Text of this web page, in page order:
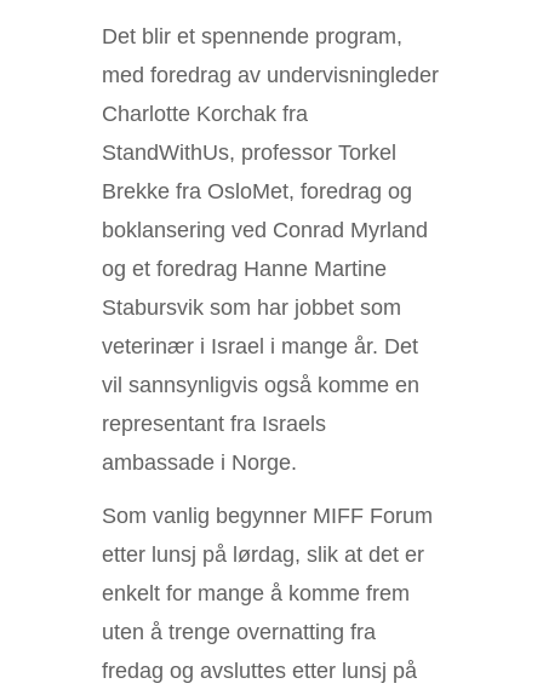
Det blir et spennende program,
med foredrag av undervisningleder
Charlotte Korchak fra
StandWithUs, professor Torkel
Brekke fra OsloMet, foredrag og
boklansering ved Conrad Myrland
og et foredrag Hanne Martine
Stabursvik som har jobbet som
veterinær i Israel i mange år. Det
vil sannsynligvis også komme en
representant fra Israels
ambassade i Norge.
Som vanlig begynner MIFF Forum
etter lunsj på lørdag, slik at det er
enkelt for mange å komme frem
uten å trenge overnatting fra
fredag og avsluttes etter lunsj på